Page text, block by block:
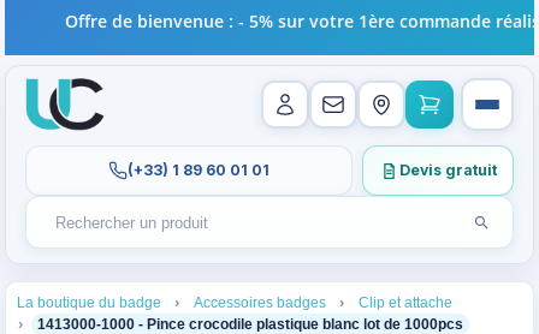
Rechercher un produit
Recherches récentes au focus. Tapez au moins 2
Lancer
(+33) 1 89 60 01 01 Devis gratuit
Offre de bienvenue : - 5% sur votre 1ère commande
La boutique du badge Accessoires badges Clip et attache
1413000-1000 - Pince crocodile plastique blanc lot de 1000pcs 4